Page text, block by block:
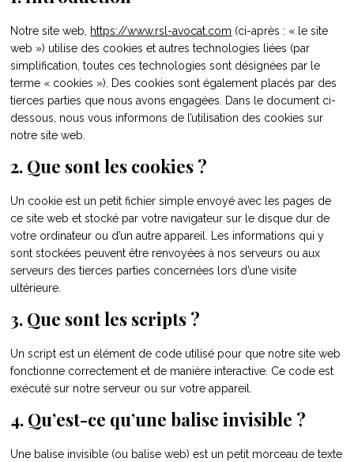
Notre site web, https://www.rsl-avocat.com (ci-après : « le site
web ») utilise des cookies et autres technologies liées (par
simplification, toutes ces technologies sont désignées par le
terme « cookies »). Des cookies sont également placés par des
tierces parties que nous avons engagées. Dans le document ci-
dessous, nous vous informons de l’utilisation des cookies sur
notre site web.
2. Que sont les cookies ?
Un cookie est un petit fichier simple envoyé avec les pages de
ce site web et stocké par votre navigateur sur le disque dur de
votre ordinateur ou d’un autre appareil. Les informations qui y
sont stockées peuvent être renvoyées à nos serveurs ou aux
serveurs des tierces parties concernées lors d’une visite
ultérieure.
3. Que sont les scripts ?
Un script est un élément de code utilisé pour que notre site web
fonctionne correctement et de manière interactive. Ce code est
exécuté sur notre serveur ou sur votre appareil.
4. Qu’est-ce qu’une balise invisible ?
Une balise invisible (ou balise web) est un petit morceau de texte